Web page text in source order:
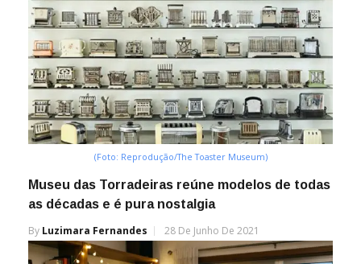
(Foto: Reprodução/The Toaster Museum)
Museu das Torradeiras reúne modelos de todas
as décadas e é pura nostalgia
By Luzimara Fernandes 28 De Junho De 2021